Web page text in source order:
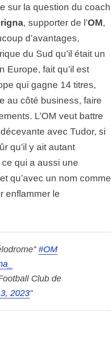
sur la question du coach
, supporter de l’OM,
d’avantages,
du Sud qu’il était un
Europe, fait qu’il est
qui gagne 14 titres,
au côté business, faire
L’OM veut battre
avec Tudor, si
qu’il y ait autant
qui a aussi une
qu’avec un nom comme
enflammer le
#OM
Club de
2023